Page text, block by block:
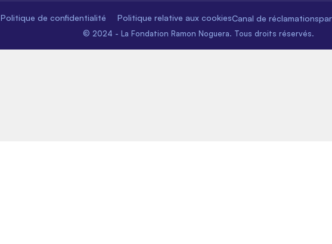
Politique de confidentialité Politique relative aux cookiesCanal de réclamations
© 2024 - La Fondation Ramon Noguera. Tous droits réservés.